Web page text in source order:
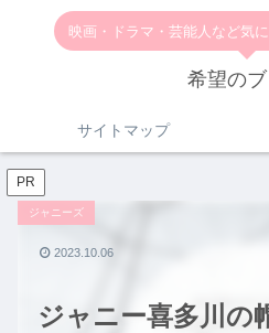
映画・ドラマ・芸能人など気
希望の
サイトマップ
PR
ジャニー喜多川の
ジャニーズ
2023.10.06